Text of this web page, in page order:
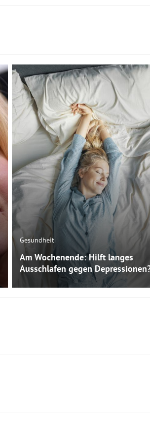
Gesundheit
Am Wochenende: Hilft langes
Ausschlafen gegen